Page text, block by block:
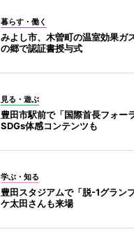
暮らす・働く
みよし市、木曽町の温室効果ガ
の郷で認証書授与式
見る・遊ぶ
豊田市駅前で「国際首長フォー
SDGs体感コンテンツも
学ぶ・知る
豊田スタジアムで「脱-1グラン
ケ太田さんも来場